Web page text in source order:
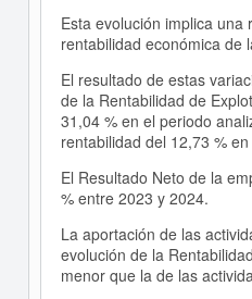
Esta evolución implica una
rentabilidad económica de
El resultado de estas
de la Rentabilidad de
31,04 % en el periodo
rentabilidad del 12,73 %
El Resultado Neto de la
% entre 2023 y 2024.
La aportación de las
evolución de la
menor que la de las